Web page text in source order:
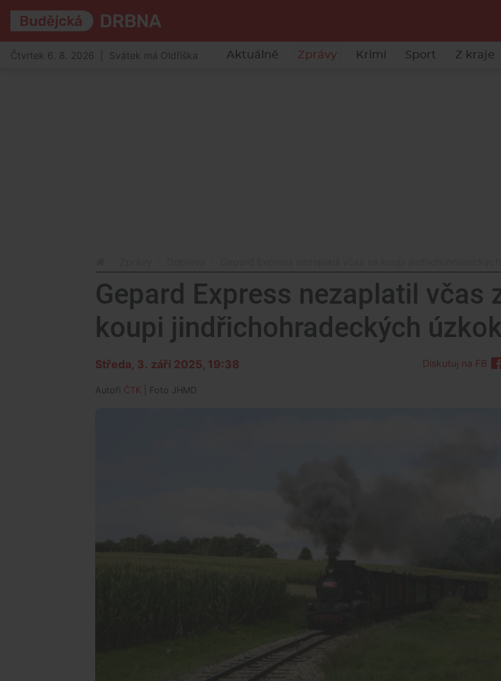
Čtvrtek 6. 8. 2026 | Svátek má Oldřiška Aktuálně Zprávy Krimi Sport Z kraje
Gepard Express nezaplatil včas
koupi jindřichohradeckých
Středa, 3. září 2025, 19:38 Diskutuj na FB
Autoři ČTK | Foto JHMD